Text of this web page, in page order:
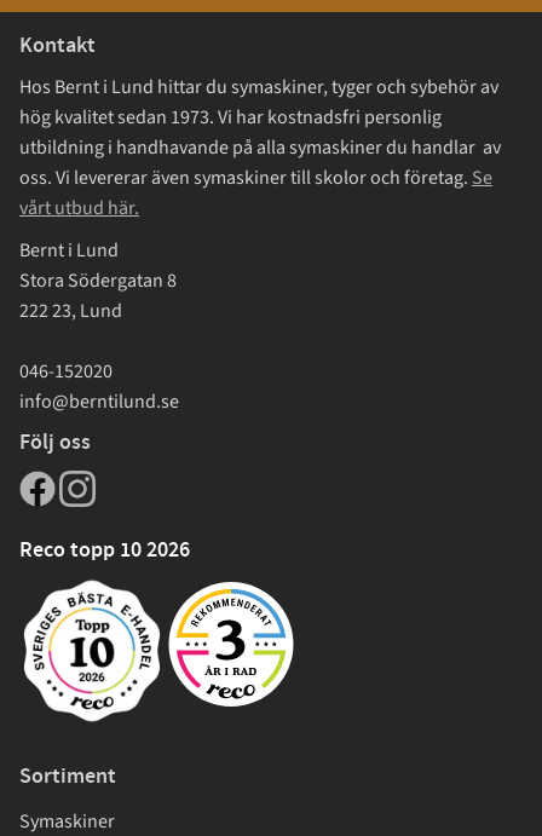
Kontakt
Hos Bernt i Lund hittar du symaskiner, tyger och sybehör av
hög kvalitet sedan 1973. Vi har kostnadsfri personlig
utbildning i handhavande på alla symaskiner du handlar av
oss. Vi levererar även symaskiner till skolor och företag. Se
vårt utbud här.
Bernt i Lund
Stora Södergatan 8
222 23, Lund
046-152020
info@berntilund.se
Följ oss
Reco topp 10 2026
Sortiment
Symaskiner